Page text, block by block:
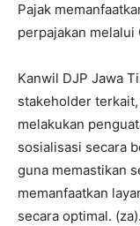
Pajak
perpajakan melalui
Kanwil DJP Jawa
stakeholder
melakukan
sosialisasi secara
guna memastikan
memanfaatkan
secara optimal. (za).